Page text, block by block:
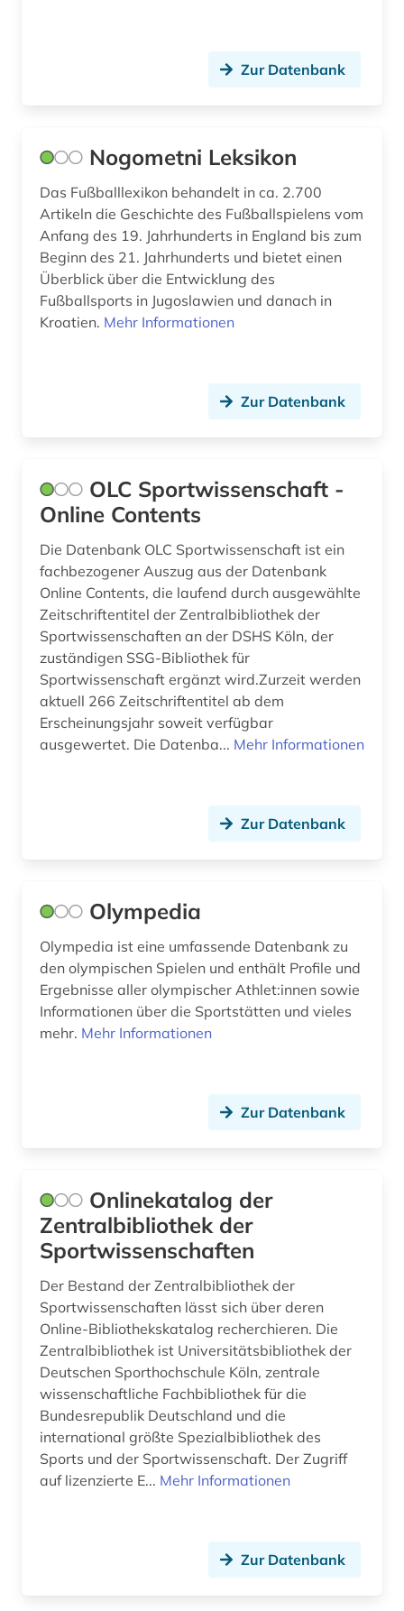
Zur Datenbank
Nogometni Leksikon
Das Fußballlexikon behandelt in ca. 2.700
Artikeln die Geschichte des Fußballspielens vom
Anfang des 19. Jahrhunderts in England bis zum
Beginn des 21. Jahrhunderts und bietet einen
Überblick über die Entwicklung des
Fußballsports in Jugoslawien und danach in
Kroatien. Mehr Informationen
Zur Datenbank
OLC Sportwissenschaft -
Online Contents
Die Datenbank OLC Sportwissenschaft ist ein
fachbezogener Auszug aus der Datenbank
Online Contents, die laufend durch ausgewählte
Zeitschriftentitel der Zentralbibliothek der
Sportwissenschaften an der DSHS Köln, der
zuständigen SSG-Bibliothek für
Sportwissenschaft ergänzt wird.Zurzeit werden
aktuell 266 Zeitschriftentitel ab dem
Erscheinungsjahr soweit verfügbar
ausgewertet. Die Datenba... Mehr Informationen
Zur Datenbank
Olympedia
Olympedia ist eine umfassende Datenbank zu
den olympischen Spielen und enthält Profile und
Ergebnisse aller olympischer Athlet:innen sowie
Informationen über die Sportstätten und vieles
mehr. Mehr Informationen
Zur Datenbank
Onlinekatalog der
Zentralbibliothek der
Sportwissenschaften
Der Bestand der Zentralbibliothek der
Sportwissenschaften lässt sich über deren
Online-Bibliothekskatalog recherchieren. Die
Zentralbibliothek ist Universitätsbibliothek der
Deutschen Sporthochschule Köln, zentrale
wissenschaftliche Fachbibliothek für die
Bundesrepublik Deutschland und die
international größte Spezialbibliothek des
Sports und der Sportwissenschaft. Der Zugriff
auf lizenzierte E... Mehr Informationen
Zur Datenbank